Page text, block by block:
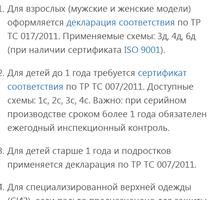
Для взрослых (мужские и женские модели)
оформляется декларация соответствия по ТР
ТС 017/2011. Применяемые схемы: 3д, 4д, 6д
(при наличии сертификата ISO 9001).
Для детей до 1 года требуется сертификат
соответствия по ТР ТС 007/2011. Доступные
схемы: 1с, 2с, 3с, 4с. Важно: при серийном
производстве сроком более 1 года обязателен
ежегодный инспекционный контроль.
Для детей старше 1 года и подростков
применяется декларация по ТР ТС 007/2011.
Для специализированной верхней одежды